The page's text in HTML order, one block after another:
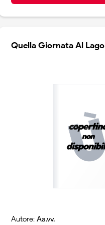
Quella Giornata Al Lago
Autore: Aa.vv.